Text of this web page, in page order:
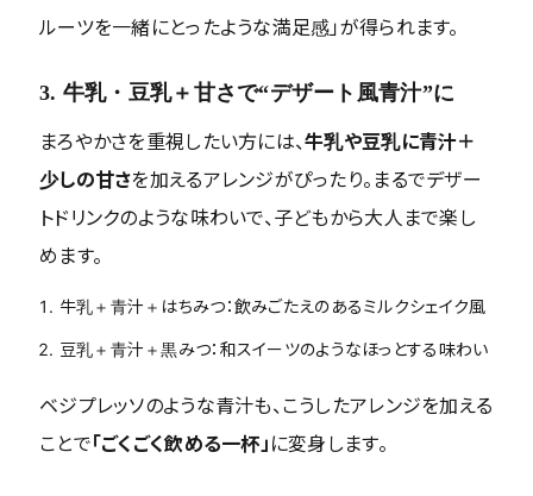
ルーツを一緒にとったような満足感」が得られます。
3. 牛乳・豆乳＋甘さで“デザート風青汁”に
まろやかさを重視したい方には、牛乳や豆乳に青汁＋
少しの甘さを加えるアレンジがぴったり。まるでデザー
トドリンクのような味わいで、子どもから大人まで楽し
めます。
牛乳＋青汁＋はちみつ：飲みごたえのあるミルクシェイク風
豆乳＋青汁＋黒みつ：和スイーツのようなほっとする味わい
ベジプレッソのような青汁も、こうしたアレンジを加える
ことで「ごくごく飲める一杯」 に変身します。